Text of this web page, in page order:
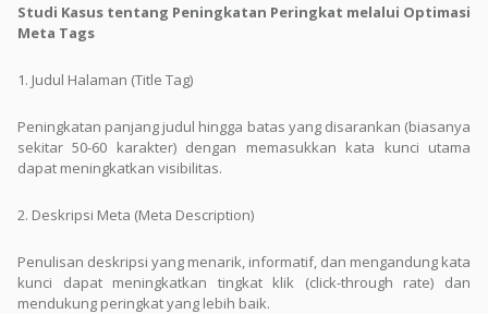
Studi Kasus tentang Peningkatan Peringkat melalui Optimasi
Meta Tags
1. Judul Halaman (Title Tag)
Peningkatan panjang judul hingga batas yang disarankan (biasanya
sekitar 50-60 karakter) dengan memasukkan kata kunci utama
dapat meningkatkan visibilitas.
2. Deskripsi Meta (Meta Description)
Penulisan deskripsi yang menarik, informatif, dan mengandung kata
kunci dapat meningkatkan tingkat klik (click-through rate) dan
mendukung peringkat yang lebih baik.